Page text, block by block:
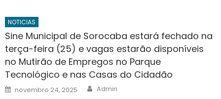
NOTICIAS
Sine Municipal de Sorocaba estará fechado na
terça-feira (25) e vagas estarão disponíveis
no Mutirão de Empregos no Parque
Tecnológico e nas Casas do Cidadão
Posted
on
novembro 24, 2025 Author
Admin